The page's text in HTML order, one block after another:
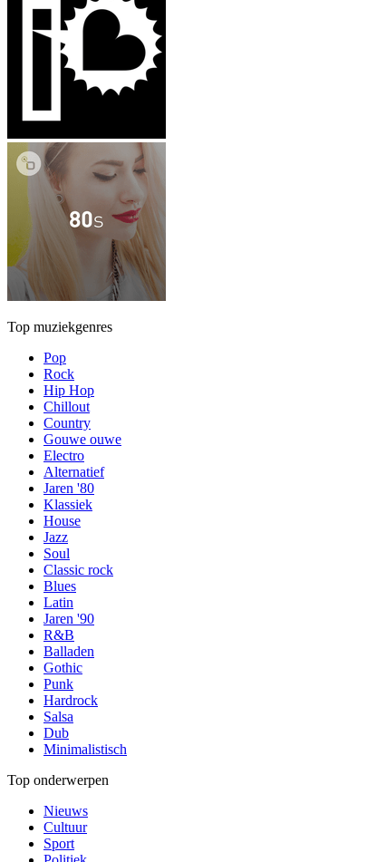
Top muziekgenres
Pop
Rock
Hip Hop
Chillout
Country
Gouwe ouwe
Electro
Alternatief
Jaren '80
Klassiek
House
Jazz
Soul
Classic rock
Blues
Latin
Jaren '90
R&B
Balladen
Gothic
Punk
Hardrock
Salsa
Dub
Minimalistisch
Top onderwerpen
Nieuws
Cultuur
Sport